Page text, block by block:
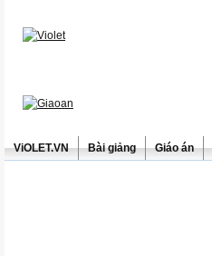
ViOLET.VN Bài giảng Giáo án